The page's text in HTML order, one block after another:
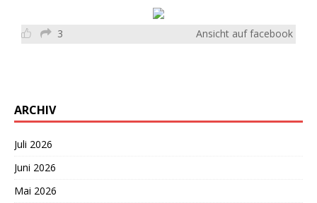
3 Ansicht auf facebook
ARCHIV
Juli 2026
Juni 2026
Mai 2026